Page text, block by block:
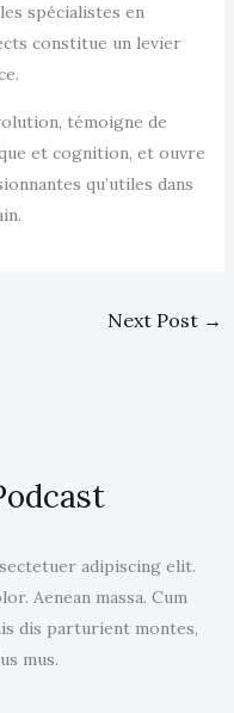
spécialistes en
constitue un levier
témoigne de
et cognition, et ouvre
qu’utiles dans
Next Post →
adipiscing elit.
Aenean massa. Cum
dis parturient montes,
mus.